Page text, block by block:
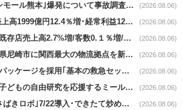
イオンnews｜｢イオンモール熊本｣爆発について事故調査委員会設置 (2026.08.06)
ケーズnews｜第1Q売上高1999億円12.4％増･経常利益125.0%増 (2026.08.06)
ヤオコーnews｜７月既存店売上高2.7%増/客数0.１％増/客単価2.6％増 (2026.08.06)
アマゾンnews｜兵庫県尼崎市に関西最大の物流拠点を新設・市内2拠点目 (2026.08.06)
アスクルnews｜紙製パッケージを採用｢基本の救急セット｣8/5発売 (2026.08.06)
オイシックスnews｜子どもの自由研究を応援するミールキット8/6発売 (2026.08.06)
ローソンnews｜｢鍋さばきロボ｣7/22導入･できたて炒めメニューを提供 (2026.08.06)